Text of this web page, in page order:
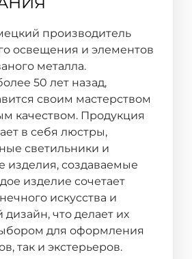
производитель
освещения и элементов
металла.
50 лет назад,
своим мастерством
качеством. Продукция
в себя люстры,
светильники и
изделия, создаваемые
изделие сочетает
искусства и
что делает их
для оформления
так и экстерьеров.